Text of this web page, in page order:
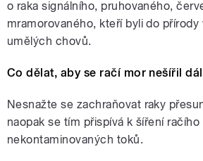
o raka signálního, pruhovaného,
mramorovaného, kteří byli do
umělých chovů.
Co dělat, aby se račí mor nešířil
Nesnažte se zachraňovat raky
naopak se tím přispívá k šíření
nekontaminovaných toků.